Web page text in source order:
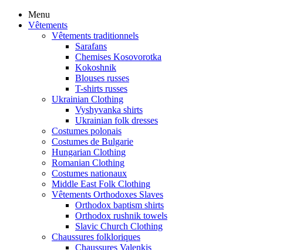
Menu
Vêtements
Vêtements traditionnels
Sarafans
Chemises Kosovorotka
Kokoshnik
Blouses russes
T-shirts russes
Ukrainian Clothing
Vyshyvanka shirts
Ukrainian folk dresses
Costumes polonais
Costumes de Bulgarie
Hungarian Clothing
Romanian Clothing
Costumes nationaux
Middle East Folk Clothing
Vêtements Orthodoxes Slaves
Orthodox baptism shirts
Orthodox rushnik towels
Slavic Church Clothing
Chaussures folkloriques
Chaussures Valenkis